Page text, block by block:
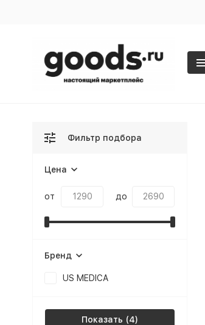
Фильтр подбора
Цена
от до
Бренд
US MEDICA
Показать